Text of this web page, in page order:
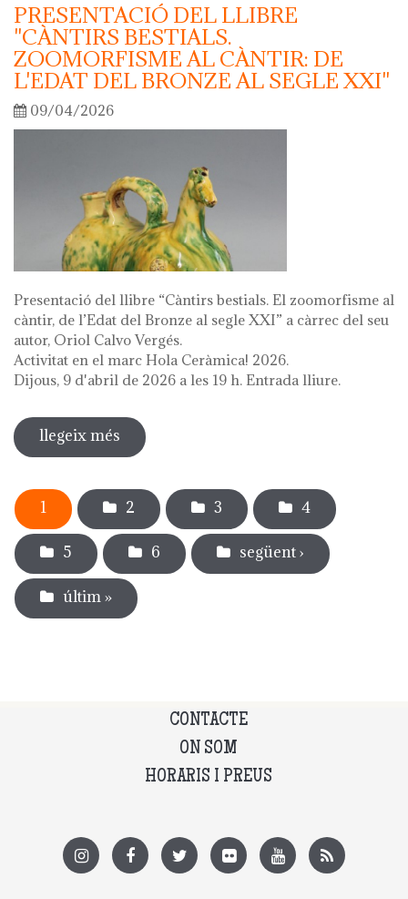
PRESENTACIÓ DEL LLIBRE
"CÀNTIRS BESTIALS.
ZOOMORFISME AL CÀNTIR: DE
L'EDAT DEL BRONZE AL SEGLE XXI"
09/04/2026
Presentació del llibre “Càntirs bestials. El zoomorfisme al
càntir, de l’Edat del Bronze al segle XXI” a càrrec del seu
autor, Oriol Calvo Vergés.
Activitat en el marc Hola Ceràmica! 2026.
Dijous, 9 d'abril de 2026 a les 19 h. Entrada lliure.
llegeix més sobre presentació del llibre "càntirs
bestials. zoomorfisme al càntir: de
Pàgines
1 2 3 4
5 6 següent ›
últim »
CONTACTE
ON SOM
HORARIS I PREUS